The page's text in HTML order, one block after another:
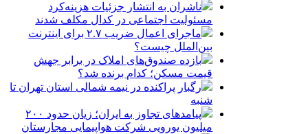
ناشران به انتشار جزئیات هزینه‌کرد
مسئولیت اجتماعی در کدال مکلف شدند
ماجرای اعمال ضریب ۲.۷ برای اینترنت
بین‌الملل چیست؟
بازده صندوق‌های املاک در برابر جهش
قیمت مسکن؛ کدام برنده شد؟
رگبار پراکنده در نیمه شمالی استان تهران تا
شنبه
پیامدهای تجاوز به ایران؛ زیان حدود ۲۰۰
میلیون یورویی شرکت هواپیمایی مجارستان